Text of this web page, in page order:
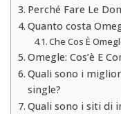
Perché Fare Le
Quanto costa
Che Cos È
Omegle: Cos’è E
Quali sono i
single?
Quali sono i siti di